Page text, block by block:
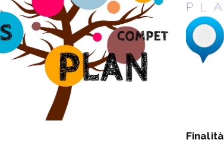
Finalità